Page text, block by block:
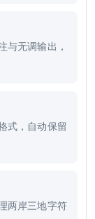
与无调输出，
式，自动保留
两岸三地字符